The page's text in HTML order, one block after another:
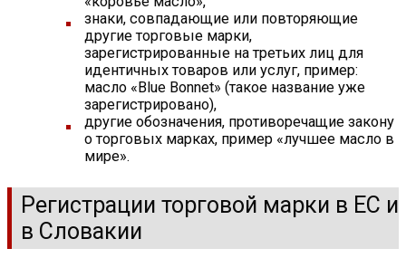
знаки, совпадающие или повторяющие
другие торговые марки,
зарегистрированные на третьих лиц для
идентичных товаров или услуг, пример:
масло «Blue Bonnet» (такое название уже
зарегистрировано),
другие обозначения, противоречащие закону
о торговых марках, пример «лучшее масло в
мире».
Регистрации торговой марки в ЕС и
в Словакии